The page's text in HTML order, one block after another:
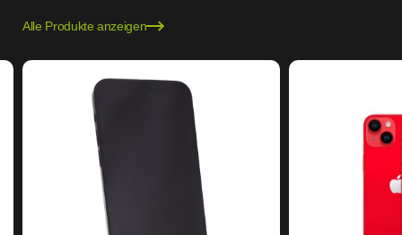
Alle Produkte anzeigen